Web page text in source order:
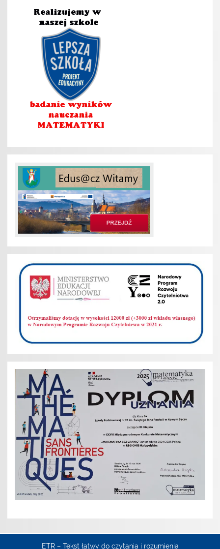
ETR – Tekst łatwy do czytania i rozumienia